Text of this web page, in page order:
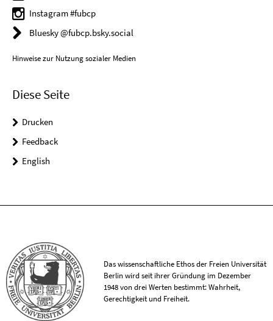
Instagram #fubcp
Bluesky @fubcp.bsky.social
Hinweise zur Nutzung sozialer Medien
Diese Seite
Drucken
Feedback
English
Das wissenschaftliche Ethos der Freien Universität
Berlin wird seit ihrer Gründung im Dezember
1948 von drei Werten bestimmt: Wahrheit,
Gerechtigkeit und Freiheit.